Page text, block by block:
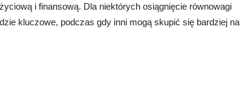
i finansową. Dla niektórych osiągnięcie równowagi
kluczowe, podczas gdy inni mogą skupić się bardziej na